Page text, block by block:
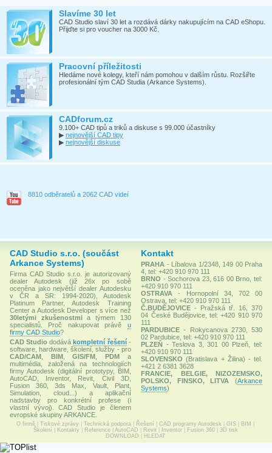
Slavíme 30 let
CAD Studio slaví 30 let a rozdává dárky nakupujícím na CAD eShopu.
Přijďte si pro voucher na 3000 Kč.
Pracovní příležitosti
Hledáme nové kolegy, kteří nám pomohou v dalším růstu. Rozšiřte
profesionální tým CAD Studia (Arkance Systems).
CADforum.cz
9.100+ CAD tipů a triků a diskuse s 99.000 účastníky
▶ nejnovější CAD tipy
▶ nejnovější diskuse
8810 odběratelů a 2062 CAD videí
CAD Studio s.r.o. (součást
Arkance Systems)
Firma CAD Studio s.r.o. je autorizovaný
dealer Autodesk (již 26x po sobě
oceněna jako největší dealer Autodesku
v ČR a SR: 1994-2020), Autodesk
Platinum Partner, Autodesk Training
Center a Autodesk Developer s více než
30letými zkušenostmia týmem 130
specialistů. Proč nakupovat právě u
firmy CAD Studio?
CAD Studio dodávákompletní řešení-
software, hardware, školení, služby - pro
CAD/CAM
BIM,GIS/FM ,PDM a
multimédia, založená na technologiích
firmy Autodesk (digitální prototypy, BIM,
AutoCAD, Inventor, Revit, Civil 3D,
Fusion 360, 3ds Max, Vault, Plant,
Simulation, cloud...) a aplikační
nadstavby pro konkrétní profese (i
vlastní vývoj). CAD Studio je členem
evropské skupiny ARKANCE.
Kontakt
PRAHA - Líbalova 1/2348, 149 00 Praha
4, tel: +420 910 970 111
BRNO - Sochorova 23, 616 00 Brno, tel:
+420 910 970 111
OSTRAVA
- Hornopolní 34, 702 00
Ostrava, tel: +420 910 970 111
Č.BUDĚJOVICE - Pražská tř. 16, 370
04 České Budějovice, tel: +420 910 970
111
PARDUBICE - Rokycanova 2730, 530
02 Pardubice, tel: +420 910 970 111
PLZEŇ - Teslova 3, 301 00 Plzeň, tel:
+420 910 970 111
SLOVENSKO (Bratislava + Žilina) - tel.
+421 2 6381 3628
FRANCIE, BELGIE, NIZOZEMSKO,
POLSKO, FINSKO, LITVA
(Arkance
Systems)
O firmě Tiskové zprávy Technická podpora Řešení CAD programy Autodesk GIS BIM
Školení
Kontakty Reference| AutoCAD Revit Inventor| Fusion 360| 3D tisk
DOWNLOAD
HLEDAT